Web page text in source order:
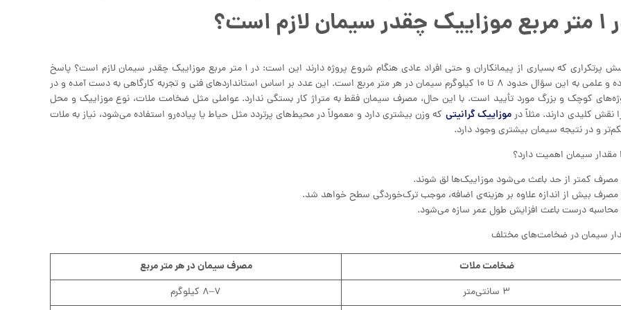
لازم است؟
پرسش پرتکراری که بسیاری از پیمانکاران و حتی افراد عادی هنگام شروع پروژه دارند این است: در ۱ متر مربع موزاییک چقدر سیمان لازم است؟ پاسخ
ساده و علمی به این سؤال حدود ۸ تا ۱۰ کیلوگرم سیمان در هر متر مربع است. این عدد بر اساس استانداردهای فنی و تجربه کارگاهی به دست آمده و در
کوچک و بزرگ مورد تأیید است. با این حال، مصرف سیمان فقط به متراژ کار بستگی ندارد. عواملی مثل ضخامت ملات، نوع موزاییک و محل
نقش کلیدی دارند. مثلاً درموزاییک گرانیتی که وزن بیشتری دارد و معمولاً در محیط‌های پرتردد مثل حیاط یا پیاده‌رو استفاده می‌شود، نیاز به ملات
و در نتیجه سیمان بیشتری وجود دارد.
مقدار سیمان اهمیت دارد؟
مصرف کمتر از حد باعث می‌شود موزاییک‌ها لق شوند.
مصرف بیش از اندازه علاوه بر هزینه‌ی اضافه، موجب ترک‌خوردگی سطح خواهد شد.
محاسبه درست باعث افزایش طول عمر سازه می‌شود.
سیمان در ضخامت‌های مختلف
ضخامت ملات مصرف سیمان در هر متر مربع
۳ سانتی‌متر
۷–۸ کیلوگرم